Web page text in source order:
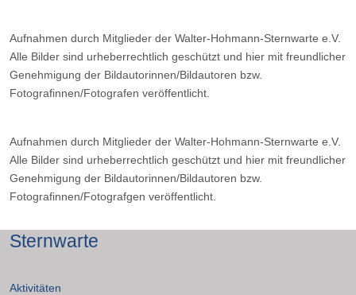
Aufnahmen durch Mitglieder der Walter-Hohmann-Sternwarte e.V.
Alle Bilder sind urheberrechtlich geschützt und hier mit freundlicher
Genehmigung der Bildautorinnen/Bildautoren bzw.
Fotografinnen/Fotografen veröffentlicht.
Aufnahmen durch Mitglieder der Walter-Hohmann-Sternwarte e.V.
Alle Bilder sind urheberrechtlich geschützt und hier mit freundlicher
Genehmigung der Bildautorinnen/Bildautoren bzw.
Fotografinnen/Fotografgen veröffentlicht.
Sternwarte
Aktivitäten